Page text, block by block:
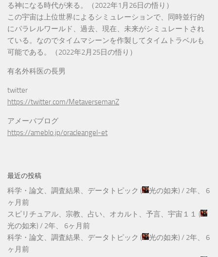
る神になる時代が来る。（2022年1月26日の悟り）
この宇宙は上位世界によるシミュレーションで、同時並行的
にパラレルワールド、過去、現在、未来がシミュレートされ
ている。なのでタイムマシーンを作製してタイムトラベルも
可能である。（2022年2月25日の悟り）
有名外科医の長男
twitter
https://twitter.com/MetaversemanZ
アメーバブログ
https://ameblo.jp/oracleangel-et
最近の投稿
科学・論文、調査結果、データトピック ( 光の如来) / 2年、 6
ヶ月前
スピリチュアル、宗教、占い、オカルト、予言、宇宙１１ (
光の如来) / 2年、 6ヶ月前
科学・論文、調査結果、データトピック ( 光の如来) / 2年、 6
ヶ月前